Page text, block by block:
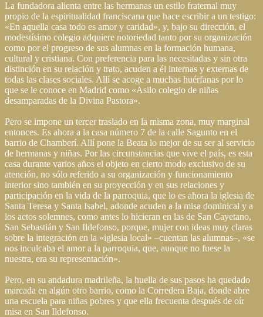
La fundadora alienta entre las hermanas un estilo fraternal muy
propio de la espiritualidad franciscana que hace escribir a un testigo:
«En aquella casa todo es amor y caridad», y, bajo su dirección, el
modestísimo colegio adquiere notoriedad tanto por su organización
como por el progreso de sus alumnas en la formación humana,
cultural y cristiana. Con preferencia para las necesitadas y sin otra
distinción en su relación y trato, acuden a él internas y externas de
todas las clases sociales. Allí se acoge a muchas huérfanas por lo
que se le conoce en Madrid como «Asilo colegio de niñas
desamparadas de la Divina Pastora».
Pero se impone un tercer traslado en la misma zona, muy marginal
entonces. Es ahora a la casa número 7 de la calle Sagunto en el
barrio de Chamberí. Allí pone la Beata lo mejor de su ser al servicio
de hermanas y niñas. Por las circunstancias que vive el país, es esta
casa durante varios años el objeto en cierto modo exclusivo de su
atención, no sólo referido a su organización y funcionamiento
interior sino también en su proyección y en sus relaciones y
participación en la vida de la parroquia, que lo es ahora la iglesia de
Santa Teresa y Santa Isabel, adonde acuden a la misa dominical y a
los actos solemnes, como antes lo hicieran en las de San Cayetano,
San Sebastián y San Ildefonso, porque, mujer con ideas muy claras
sobre la integración en la «iglesia local» –cuentan las alumnas–, «se
nos inculcaba el amor a la parroquia, que, aunque no fuese la
nuestra, era su representación».
Pero, en su andadura madrileña, la huella de sus pasos ha quedado
marcada en algún otro barrio, como la Corredera Baja, donde abre
una escuela para niñas pobres y que ella frecuenta después de oír
misa en San Ildefonso.